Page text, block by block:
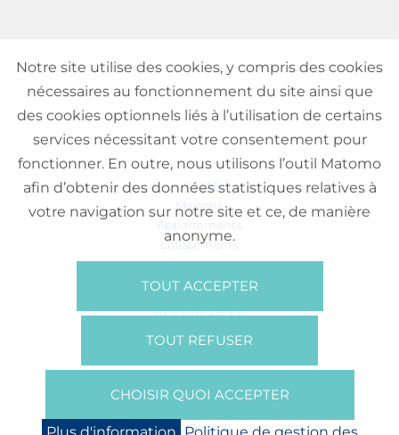
VENTE
Maisons
Appartements
Lotissements
Commerces
Bureaux
RÉFÉRENCES
SUR NOUS
Presse
BOOKING
Notre site utilise des cookies, y compris des cookies
nécessaires au fonctionnement du site ainsi que
des cookies optionnels liés à l’utilisation de certains
services nécessitant votre consentement pour
fonctionner. En outre, nous utilisons l’outil Matomo
afin d’obtenir des données statistiques relatives à
votre navigation sur notre site et ce, de manière
anonyme.
TOUT ACCEPTER
TOUT REFUSER
CHOISIR QUOI ACCEPTER